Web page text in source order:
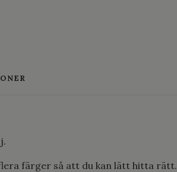
färger så att du kan lätt hitta rätt.